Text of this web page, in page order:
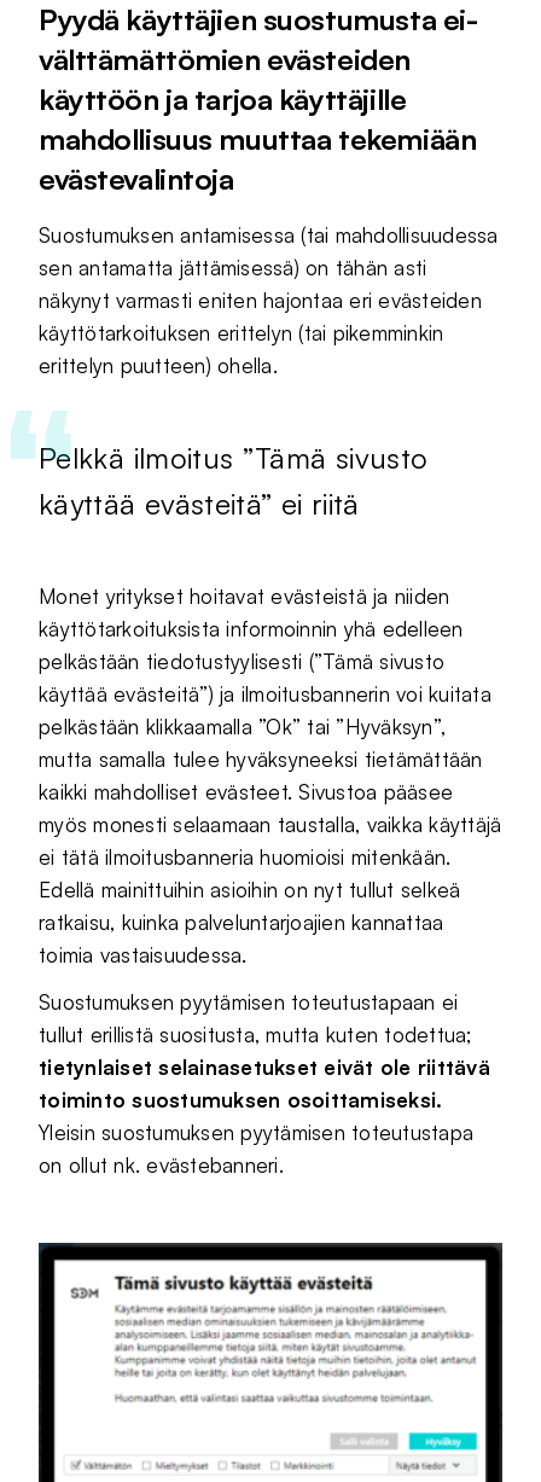
Pyydä käyttäjien suostumusta ei-
välttämättömien evästeiden
käyttöön ja tarjoa käyttäjille
mahdollisuus muuttaa tekemiään
evästevalintoja
Suostumuksen antamisessa (tai mahdollisuudessa
sen antamatta jättämisessä) on tähän asti
näkynyt varmasti eniten hajontaa eri evästeiden
käyttötarkoituksen erittelyn (tai pikemminkin
erittelyn puutteen) ohella.
Pelkkä ilmoitus ”Tämä sivusto
käyttää evästeitä” ei riitä
Monet yritykset hoitavat evästeistä ja niiden
käyttötarkoituksista informoinnin yhä edelleen
pelkästään tiedotustyylisesti (”Tämä sivusto
käyttää evästeitä”) ja ilmoitusbannerin voi kuitata
pelkästään klikkaamalla ”Ok” tai ”Hyväksyn”,
mutta samalla tulee hyväksyneeksi tietämättään
kaikki mahdolliset evästeet. Sivustoa pääsee
myös monesti selaamaan taustalla, vaikka käyttäjä
ei tätä ilmoitusbanneria huomioisi mitenkään.
Edellä mainittuihin asioihin on nyt tullut selkeä
ratkaisu, kuinka palveluntarjoajien kannattaa
toimia vastaisuudessa.
Suostumuksen pyytämisen toteutustapaan ei
tullut erillistä suositusta, mutta kuten todettua;
tietynlaiset selainasetukset eivät ole riittävä
toiminto suostumuksen osoittamiseksi.
Yleisin suostumuksen pyytämisen toteutustapa
on ollut nk. evästebanneri.